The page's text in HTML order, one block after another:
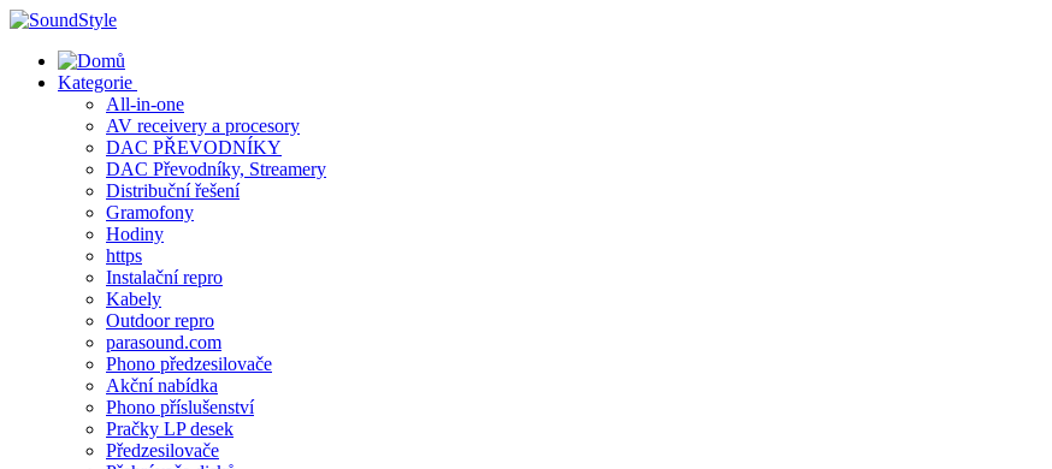
Skip
content
Kategorie
All-in-one
AV receivery a procesory
DAC PŘEVODNÍKY
DAC Převodníky, Streamery
Distribuční řešení
Gramofony
Hodiny
https
Instalační repro
Kabely
Outdoor repro
parasound.com
Phono předzesilovače
Akční nabídka
Phono příslušenství
Pračky LP desek
Předzesilovače